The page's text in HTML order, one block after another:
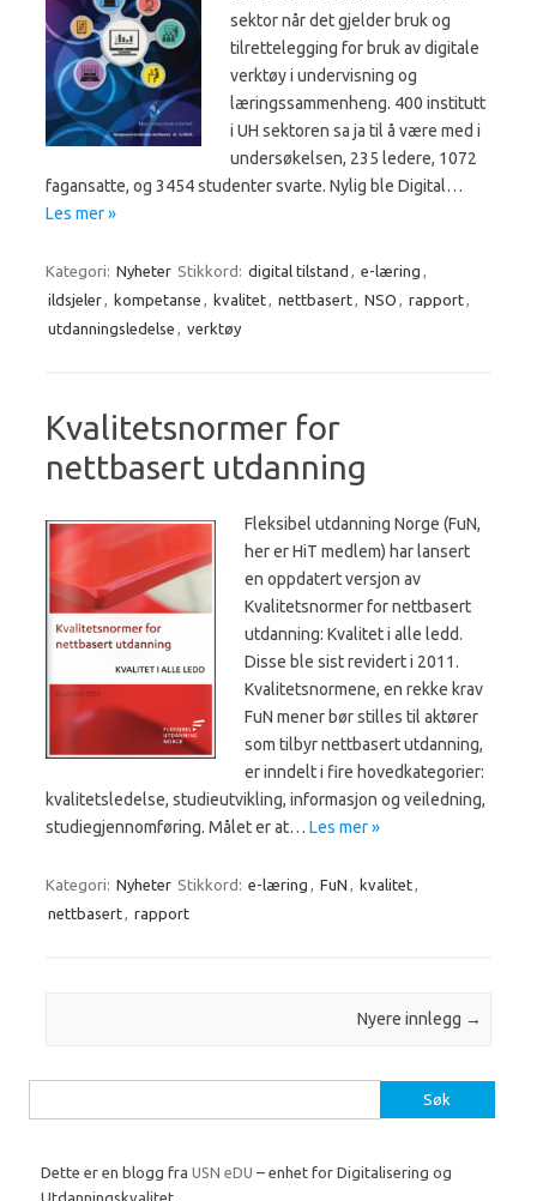
sektor når det gjelder bruk og
tilrettelegging for bruk av digitale
verktøy i undervisning og
læringssammenheng. 400 institutt
i UH sektoren sa ja til å være med i
undersøkelsen, 235 ledere, 1072
fagansatte, og 3454 studenter svarte. Nylig ble Digital…
Les mer »
Kategori: Nyheter Stikkord: digital tilstand e-læring
ildsjeler
kompetanse kvalitet nettbasert NSO rapport
utdanningsledelse
verktøy
Kvalitetsnormer for
nettbasert utdanning
Fleksibel utdanning Norge (FuN,
her er HiT medlem) har lansert
en oppdatert versjon av
Kvalitetsnormer for nettbasert
utdanning: Kvalitet i alle ledd.
Disse ble sist revidert i 2011.
Kvalitetsnormene, en rekke krav
FuN mener bør stilles til aktører
som tilbyr nettbasert utdanning,
er inndelt i fire hovedkategorier:
kvalitetsledelse, studieutvikling, informasjon og veiledning,
studiegjennomføring. Målet er at… Les mer »
Kategori: Nyheter Stikkord: e-læring FuN kvalitet
nettbasert
rapport
Nyere innlegg →
etter:
Dette er en blogg fra USN eDU – enhet for Digitalisering og
Utdanningskvalitet